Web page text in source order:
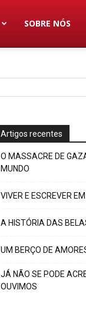
SOBRE NÓS
Artigos recentes
O MASSACRE DE
MUNDO
VIVER E ESCREVER
A HISTÓRIA DAS
UM BERÇO DE
JÁ NÃO SE PODE
OUVIMOS